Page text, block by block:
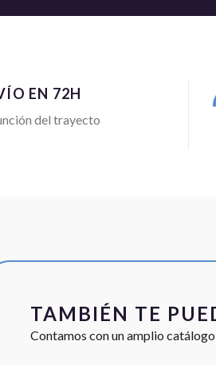
EN 72H
del trayecto
TAMBIÉN TE
Contamos con un amplio